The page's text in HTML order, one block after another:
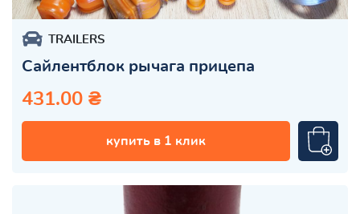
TRAILERS
Сайлентблок рычага прицепа
431.00 ₴
купить в 1 клик